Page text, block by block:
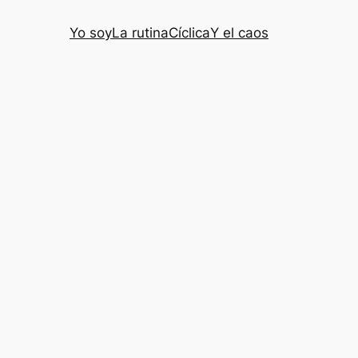
Yo soyLa rutinaCíclicaY el caos